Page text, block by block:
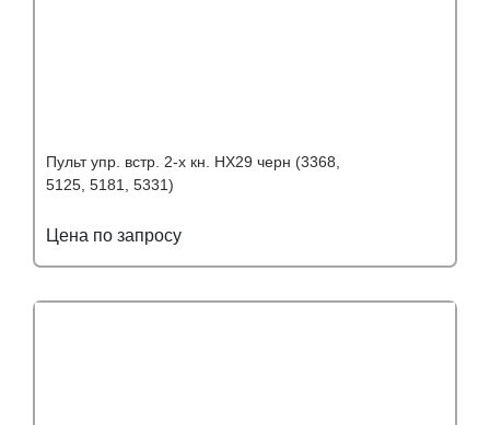
Пульт упр. встр. 2-х кн. HX29 черн (3368,
5125, 5181, 5331)
Цена по запросу